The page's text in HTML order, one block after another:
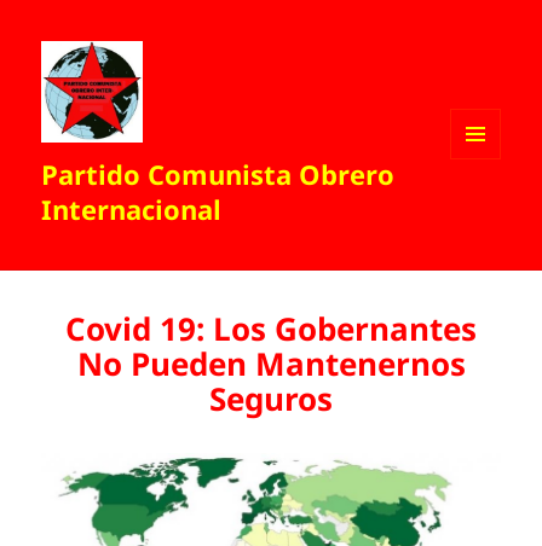
Partido Comunista Obrero
Internacional
Covid 19: Los Gobernantes
No Pueden Mantenernos
Seguros